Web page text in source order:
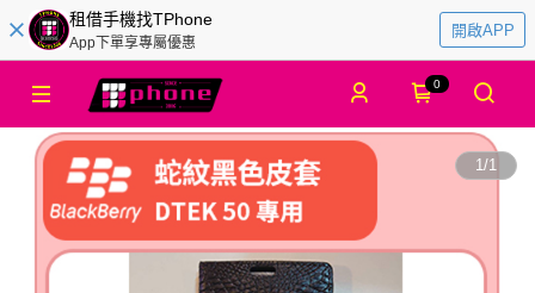
租借手機找TPhone
App下單享專屬優惠
開啟APP
0
1/1